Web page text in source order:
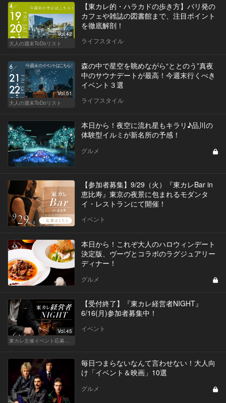
Vol.42
大人の週末ToDoリスト
【東カレ的・ハラカドの歩き方】パリ発の
カフェや雑誌の図書館まで、注目ポイント
を徹底解剖！
ライフスタイル
Vol.51
大人の週末ToDoリスト
森の中で星空を眺めながら“ととのう”真夜
中のサウナデートが最高！今週末行くべき
イベント３選
ライフスタイル
本日から！夜空に流れ星もキラリ♪品川の
体験型イルミが新名所の予感！
グルメ
【参加者募集】9/29（火）『東カレBar in
恵比寿』東京の夜景に包まれるモダンタ
イ・レストランにて開催！
イベント
本日から！これぞ大人のハロウィンデート
決定版、ヴーヴとコラボのラグジュアリー
ディナー！
グルメ
Vol.45
【受付終了】『東カレ経営者NIGHT』
6/16(月)参加者募集中！
イベント
毎日つまらないなんて言わせない！大人向
け「イベント＆映画」10選
グルメ